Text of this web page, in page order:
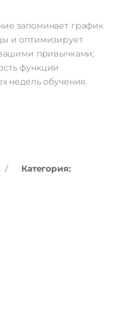
запоминает график
и оптимизирует
привычками;
функции
недель обучения.
Категория: